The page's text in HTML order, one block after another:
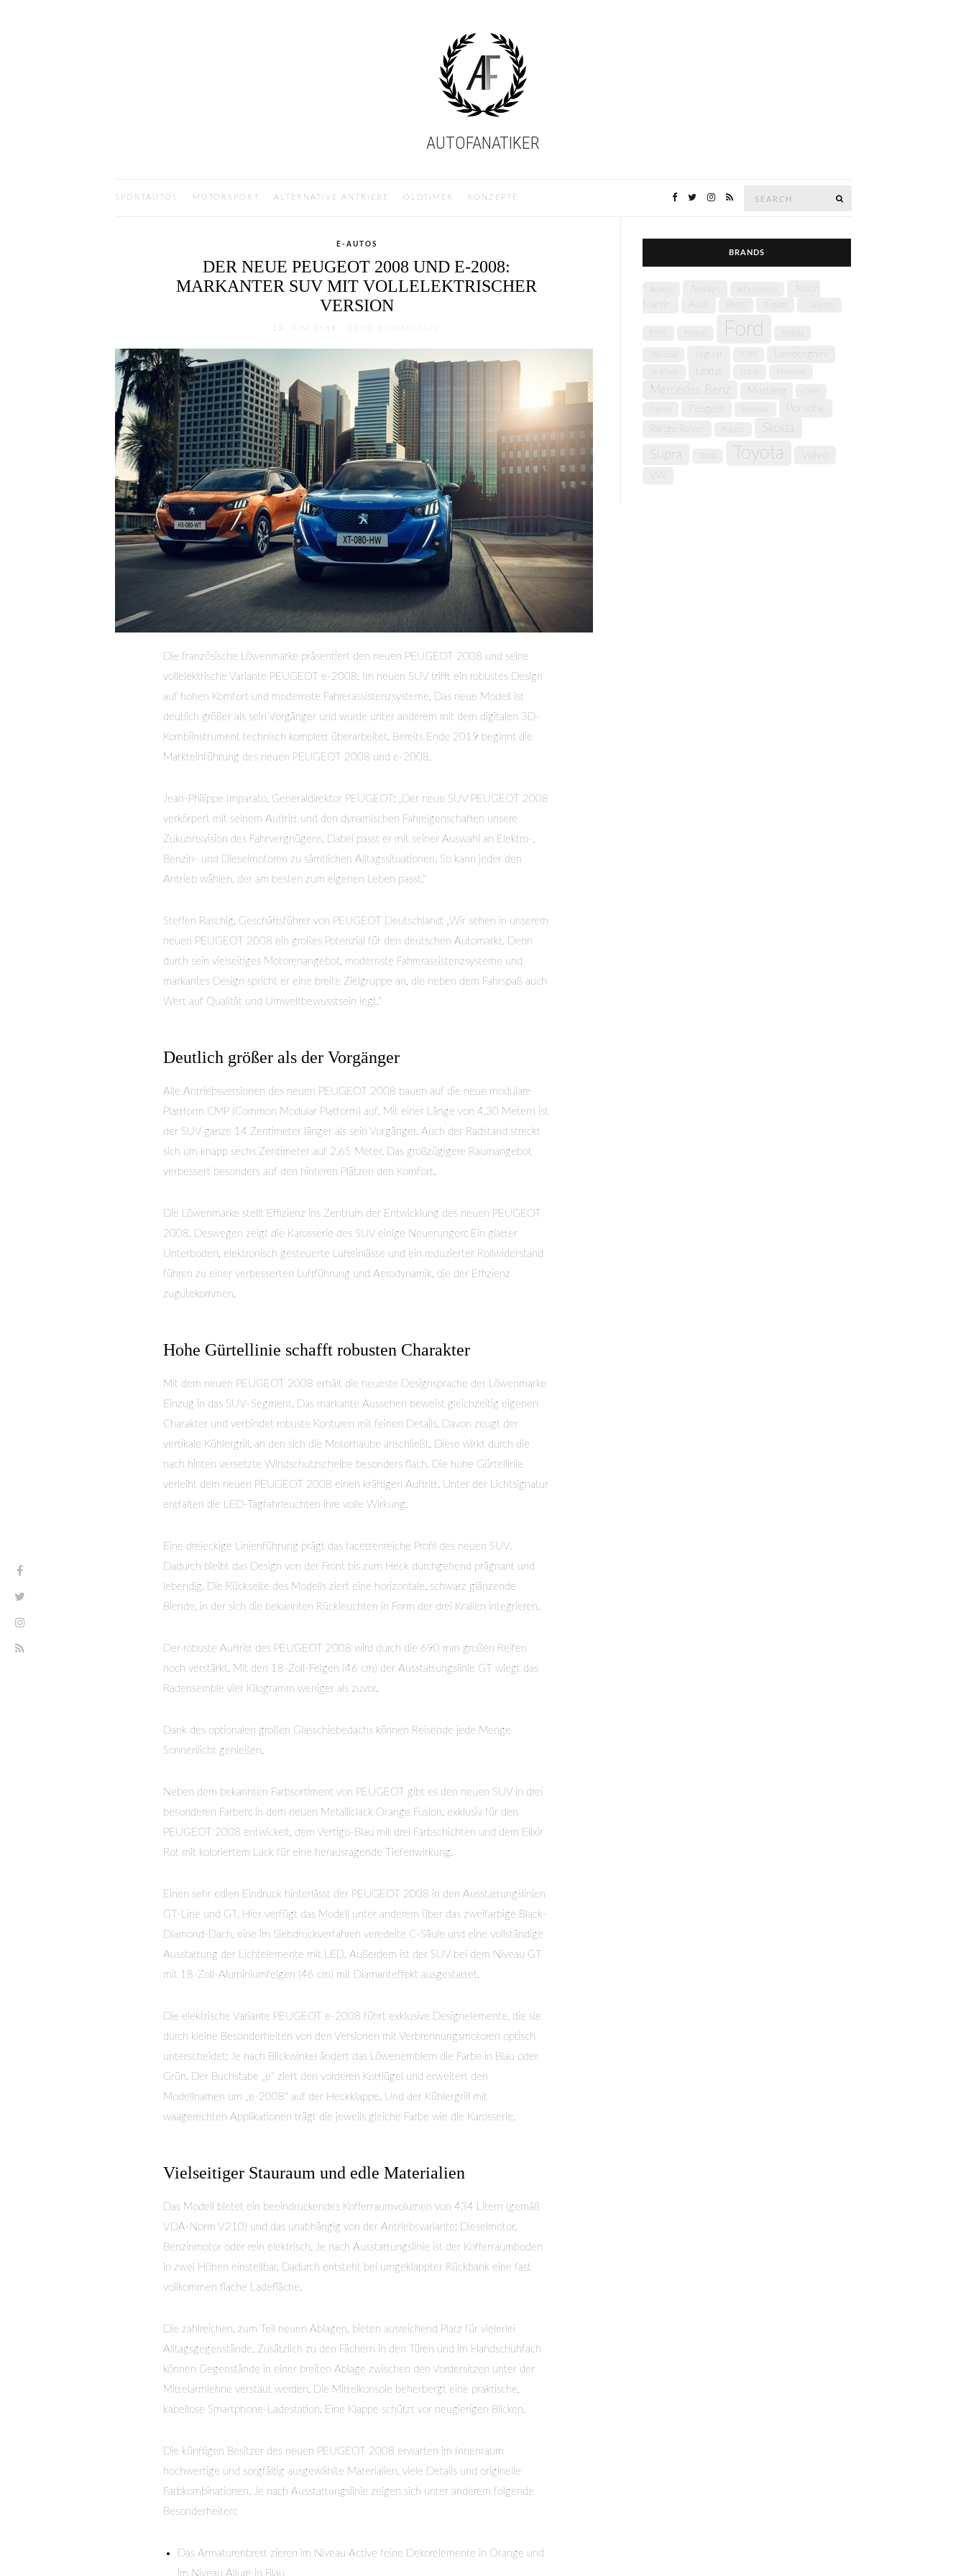
AUTOFANATIKER
SPORTAUTOS MOTORSPORT ALTERNATIVE ANTRIEBE OLDTIMER KONZEPTE
E-AUTOS
DER NEUE PEUGEOT 2008 UND E-2008:
MARKANTER SUV MIT VOLLELEKTRISCHER
VERSION
23. JUNI 2019 KEINE KOMMENTARE
Die französische Löwenmarke präsentiert den neuen PEUGEOT 2008 und seine
vollelektrische Variante PEUGEOT e-2008. Im neuen SUV trifft ein robustes Design
auf hohen Komfort und modernste Fahrerassistenzsysteme. Das neue Modell ist
deutlich größer als sein Vorgänger und wurde unter anderem mit dem digitalen 3D-
Kombiinstrument technisch komplett überarbeitet. Bereits Ende 2019 beginnt die
Markteinführung des neuen PEUGEOT 2008 und e-2008.
Jean-Philippe Imparato, Generaldirektor PEUGEOT: „Der neue SUV PEUGEOT 2008
verkörpert mit seinem Auftritt und den dynamischen Fahreigenschaften unsere
Zukunftsvision des Fahrvergnügens. Dabei passt er mit seiner Auswahl an Elektro-,
Benzin- und Dieselmotoren zu sämtlichen Alltagssituationen. So kann jeder den
Antrieb wählen, der am besten zum eigenen Leben passt.“
Steffen Raschig, Geschäftsführer von PEUGEOT Deutschland: „Wir sehen in unserem
neuen PEUGEOT 2008 ein großes Potenzial für den deutschen Automarkt. Denn
durch sein vielseitiges Motorenangebot, modernste Fahrerassistenzsysteme und
markantes Design spricht er eine breite Zielgruppe an, die neben dem Fahrspaß auch
Wert auf Qualität und Umweltbewusstsein legt.“
Deutlich größer als der Vorgänger
Alle Antriebsversionen des neuen PEUGEOT 2008 bauen auf die neue modulare
Plattform CMP (Common Modular Platform) auf. Mit einer Länge von 4,30 Metern ist
der SUV ganze 14 Zentimeter länger als sein Vorgänger. Auch der Radstand streckt
sich um knapp sechs Zentimeter auf 2,65 Meter. Das großzügigere Raumangebot
verbessert besonders auf den hinteren Plätzen den Komfort.
Die Löwenmarke stellt Effizienz ins Zentrum der Entwicklung des neuen PEUGEOT
2008. Deswegen zeigt die Karosserie des SUV einige Neuerungen: Ein glatter
Unterboden, elektronisch gesteuerte Lufteinlässe und ein reduzierter Rollwiderstand
führen zu einer verbesserten Luftführung und Aerodynamik, die der Effizienz
zugutekommen.
Hohe Gürtellinie schafft robusten Charakter
Mit dem neuen PEUGEOT 2008 erhält die neueste Designsprache der Löwenmarke
Einzug in das SUV-Segment. Das markante Aussehen beweist gleichzeitig eigenen
Charakter und verbindet robuste Konturen mit feinen Details. Davon zeugt der
vertikale Kühlergrill, an den sich die Motorhaube anschließt. Diese wirkt durch die
nach hinten versetzte Windschutzscheibe besonders flach. Die hohe Gürtellinie
verleiht dem neuen PEUGEOT 2008 einen kräftigen Auftritt. Unter der Lichtsignatur
entfalten die LED-Tagfahrleuchten ihre volle Wirkung.
Eine dreieckige Linienführung prägt das facettenreiche Profil des neuen SUV.
Dadurch bleibt das Design von der Front bis zum Heck durchgehend prägnant und
lebendig. Die Rückseite des Modells ziert eine horizontale, schwarz glänzende
Blende, in der sich die bekannten Rückleuchten in Form der drei Krallen integrieren.
Der robuste Auftritt des PEUGEOT 2008 wird durch die 690 mm großen Reifen
noch verstärkt. Mit den 18-Zoll-Felgen (46 cm) der Ausstattungslinie GT wiegt das
Radensemble vier Kilogramm weniger als zuvor.
Dank des optionalen großen Glasschiebedachs können Reisende jede Menge
Sonnenlicht genießen.
Neben dem bekannten Farbsortiment von PEUGEOT gibt es den neuen SUV in drei
besonderen Farben: in dem neuen Metalliclack Orange Fusion, exklusiv für den
PEUGEOT 2008 entwickelt, dem Vertigo-Blau mit drei Farbschichten und dem Elixir
Rot mit koloriertem Lack für eine herausragende Tiefenwirkung.
Einen sehr edlen Eindruck hinterlässt der PEUGEOT 2008 in den Ausstattungslinien
GT-Line und GT. Hier verfügt das Modell unter anderem über das zweifarbige Black-
Diamond-Dach, eine im Siebdruckverfahren veredelte C-Säule und eine vollständige
Ausstattung der Lichtelemente mit LED. Außerdem ist der SUV bei dem Niveau GT
mit 18-Zoll-Aluminiumfelgen (46 cm) mit Diamanteffekt ausgestattet.
Die elektrische Variante PEUGEOT e-2008 führt exklusive Designelemente, die sie
durch kleine Besonderheiten von den Versionen mit Verbrennungsmotoren optisch
unterscheidet: Je nach Blickwinkel ändert das Löwenemblem die Farbe in Blau oder
Grün. Der Buchstabe „e“ ziert den vorderen Kotflügel und erweitert den
Modellnamen um „e-2008“ auf der Heckklappe. Und der Kühlergrill mit
waagerechten Applikationen trägt die jeweils gleiche Farbe wie die Karosserie.
Vielseitiger Stauraum und edle Materialien
Das Modell bietet ein beeindruckendes Kofferraumvolumen von 434 Litern (gemäß
VDA-Norm V210) und das unabhängig von der Antriebsvariante: Dieselmotor,
Benzinmotor oder rein elektrisch. Je nach Ausstattungslinie ist der Kofferraumboden
in zwei Höhen einstellbar. Dadurch entsteht bei umgeklappter Rückbank eine fast
vollkommen flache Ladefläche.
Die zahlreichen, zum Teil neuen Ablagen, bieten ausreichend Platz für vielerlei
Alltagsgegenstände. Zusätzlich zu den Fächern in den Türen und im Handschuhfach
können Gegenstände in einer breiten Ablage zwischen den Vordersitzen unter der
Mittelarmlehne verstaut werden. Die Mittelkonsole beherbergt eine praktische,
kabellose Smartphone-Ladestation. Eine Klappe schützt vor neugierigen Blicken.
Die künftigen Besitzer des neuen PEUGEOT 2008 erwarten im Innenraum
hochwertige und sorgfältig ausgewählte Materialien, viele Details und originelle
Farbkombinationen. Je nach Ausstattungslinie zeigen sich unter anderem folgende
Besonderheiten:
Das Armaturenbrett zieren im Niveau Active feine Dekorelemente in Orange und
im Niveau Allure in Blau.
BRANDS
Abarth Aiways Alfa Romeo
Aston
Martin
BMW Bugatti
Ford
Jaguar Lamborghini
Lexus
Mercedes Benz Mustang
Pagani Peugeot Porsche
Range Rover
Skoda
Supra
Toyota
VW